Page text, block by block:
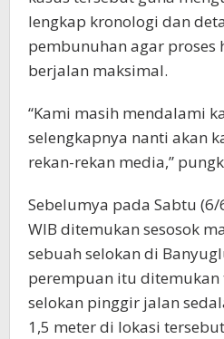
lengkap kronologi dan
pembunuhan agar proses
berjalan maksimal.
“Kami masih mendalami
selengkapnya nanti akan
rekan-rekan media,”
Sebelumya pada Sabtu
WIB ditemukan sesosok
sebuah selokan di
perempuan itu
selokan pinggir jalan
1,5 meter di lokasi